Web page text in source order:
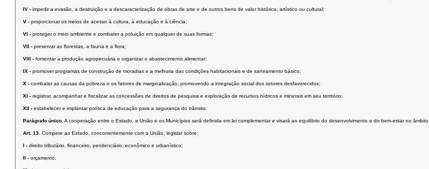
IV - impedir a evasão, a destruição e a descaracterização de obras de arte e de outros bens de valor histórico, artístico ou cultural;
V - proporcionar os meios de acesso à cultura, à educação e à ciência;
VI - proteger o meio ambiente e combater a poluição em qualquer de suas formas;
VII - preservar as ﬂorestas, a fauna e a ﬂora;
VIII - fomentar a produção agropecuária e organizar o abastecimento alimentar;
IX - promover programas de construção de moradias e a melhoria das condições habitacionais e de saneamento básico;
X - combater as causas da pobreza e os fatores de marginalização, promovendo a integração social dos setores desfavorecidos;
XI - registrar, acompanhar e ﬁscalizar as concessões de direitos de pesquisa e exploração de recursos hídricos e minerais em seu território;
XII - estabelecer e implantar política de educação para a segurança do trânsito.
Parágrafo único. A cooperação entre o Estado, a União e os Municípios será deﬁnida em lei complementar e visará ao equilíbrio do desenvolvimento e do bem-estar no
Art. 13. Compete ao Estado, concorrentemente com a União, legislar sobre:
I - direito tributário, ﬁnanceiro, penitenciário, econômico e urbanístico;
II - orçamento;